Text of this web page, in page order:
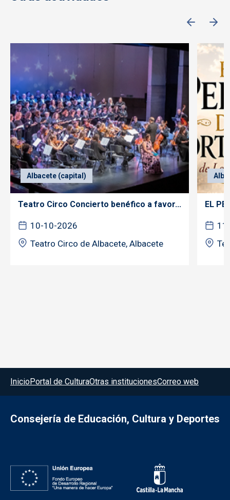
Albacete (capital)
Teatro Circo Concierto benéfico a favor...
10-10-2026
Teatro Circo de Albacete, Albacete
EL
Menú del pie
InicioPortal de CulturaOtras institucionesCorreo web
Consejería de Educación, Cultura y Deportes